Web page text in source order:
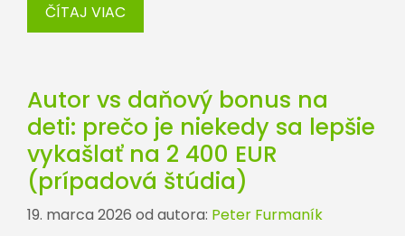
ČÍTAJ VIAC
Autor vs daňový bonus na
deti: prečo je niekedy sa lepšie
vykašlať na 2 400 EUR
(prípadová štúdia)
19. marca 2026 od autora: Peter Furmaník